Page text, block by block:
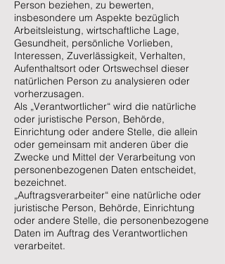
Person beziehen, zu bewerten,
insbesondere um Aspekte bezüglich
Arbeitsleistung, wirtschaftliche Lage,
Gesundheit, persönliche Vorlieben,
Interessen, Zuverlässigkeit, Verhalten,
Aufenthaltsort oder Ortswechsel dieser
natürlichen Person zu analysieren oder
vorherzusagen.
Als „Verantwortlicher“ wird die natürliche
oder juristische Person, Behörde,
Einrichtung oder andere Stelle, die allein
oder gemeinsam mit anderen über die
Zwecke und Mittel der Verarbeitung von
personenbezogenen Daten entscheidet,
bezeichnet.
„Auftragsverarbeiter“ eine natürliche oder
juristische Person, Behörde, Einrichtung
oder andere Stelle, die personenbezogene
Daten im Auftrag des Verantwortlichen
verarbeitet.